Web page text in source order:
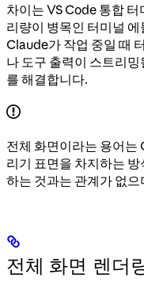
차이는 VS Code 통합
리량이 병목인 터미널
Claude가 작업 중일 때
나 도구 출력이 스트리
를 해결합니다.
전체 화면이라는 용어
리기 표면을 차지하는
하는 것과는 관계가 없
전체 화면 렌더